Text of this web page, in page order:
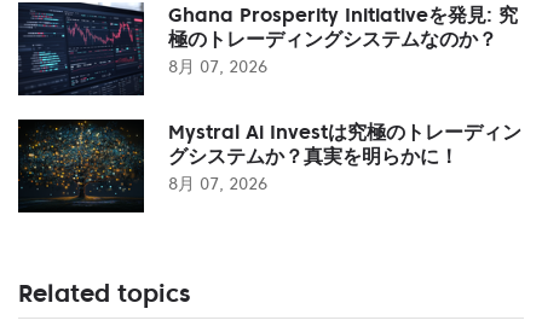
Ghana Prosperity Initiativeを発見: 究
極のトレーディングシステムなのか？
8月 07, 2026
Mystral Ai Investは究極のトレーディン
グシステムか？真実を明らかに！
8月 07, 2026
Related topics